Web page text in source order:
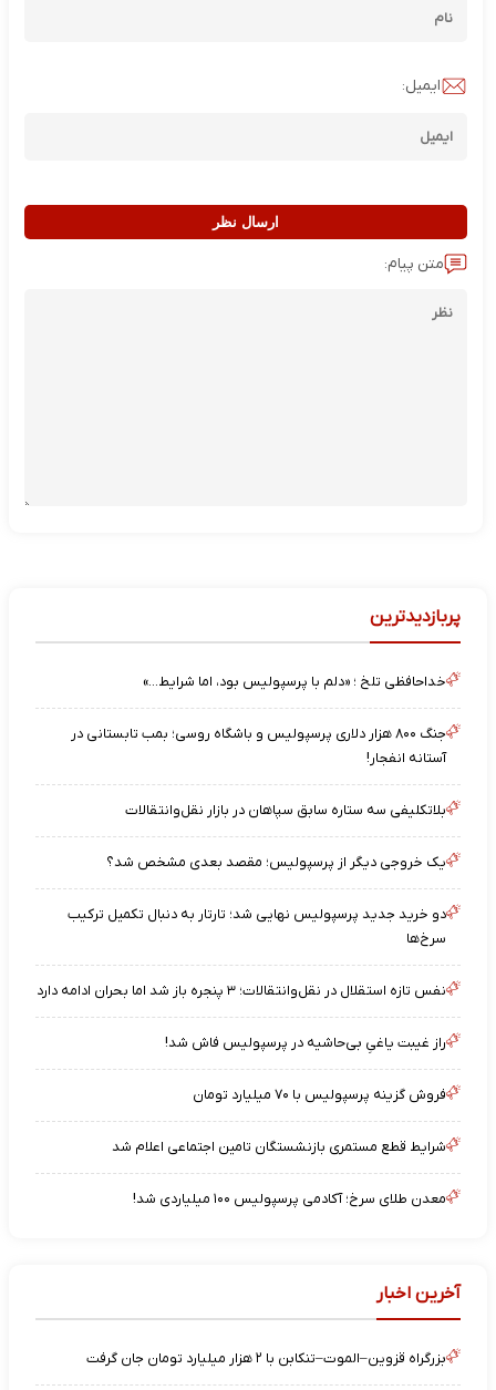
ایمیل:
ارسال نظر
متن پیام:
پربازدیدترین
خداحافظی تلخ ؛ «دلم با پرسپولیس بود، اما شرایط…»
جنگ ۸۰۰ هزار دلاری پرسپولیس و باشگاه روسی؛ بمب تابستانی در
آستانه انفجار!
بلاتکلیفی سه ستاره سابق سپاهان در بازار نقل‌وانتقالات
یک خروجی دیگر از پرسپولیس؛ مقصد بعدی مشخص شد؟
دو خرید جدید پرسپولیس نهایی شد؛ تارتار به دنبال تکمیل ترکیب
سرخ‌ها
نفس تازه استقلال در نقل‌وانتقالات؛ ۳ پنجره باز شد اما بحران ادامه دارد
راز غیبت یاغیِ بی‌حاشیه در پرسپولیس فاش شد!
فروش گزینه پرسپولیس با ۷۰ میلیارد تومان
شرایط قطع مستمری بازنشستگان تامین اجتماعی اعلام شد
معدن طلای سرخ؛ آکادمی پرسپولیس ۱۰۰ میلیاردی شد!
آخرین اخبار
بزرگراه قزوین–الموت–تنکابن با ۲ هزار میلیارد تومان جان گرفت